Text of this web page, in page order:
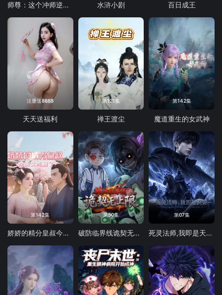
师尊：这个冲师逆徒才不是圣子 动态漫画 水浒小剧 百日成王
注册送8888
天天送福利
第121集
禅王渡尘
第142集
魔道重生的女武神
第142集
娇娇的精分皇叔今天又吃醋了
第50集
破防临界线诡契无上限
第07集
死灵法师,我即是天灾(2026)